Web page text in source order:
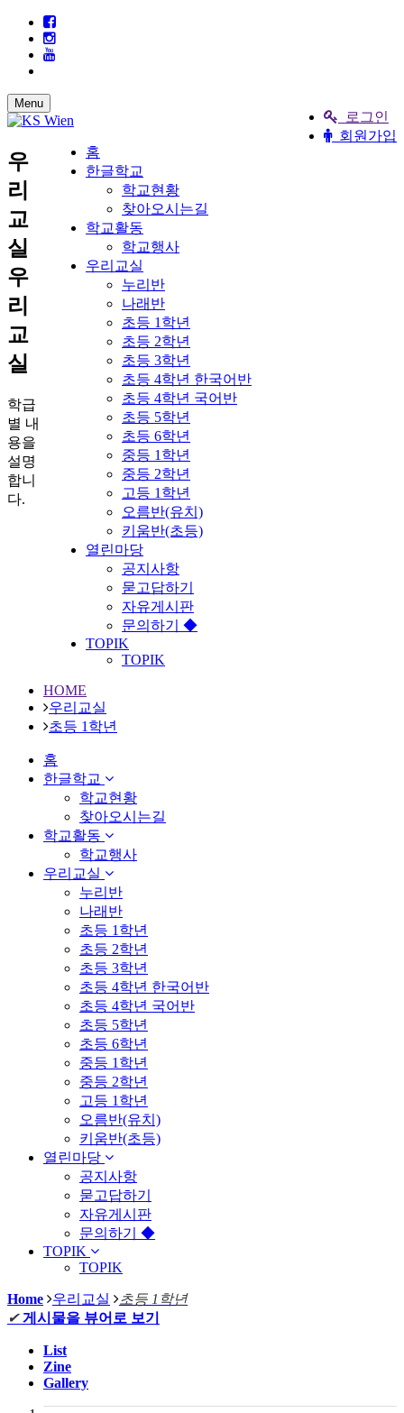
로그인
회원가입
Menu
홈
한글학교
학교현황
찾아오시는길
학교활동
학교행사
우리교실
누리반
나래반
초등 1학년
초등 2학년
초등 3학년
초등 4학년 한국어반
초등 4학년 국어반
초등 5학년
초등 6학년
중등 1학년
중등 2학년
고등 1학년
오름반(유치)
키움반(초등)
열린마당
공지사항
묻고답하기
자유게시판
문의하기 ◆
TOPIK
TOPIK
우
리
교
실
우
리
교
실
학급
별 내
용을
설명
합니
다.
HOME
우리교실
초등 1학년
홈
한글학교
학교현황
찾아오시는길
학교활동
학교행사
우리교실
누리반
나래반
초등 1학년
초등 2학년
초등 3학년
초등 4학년 한국어반
초등 4학년 국어반
초등 5학년
초등 6학년
중등 1학년
중등 2학년
고등 1학년
오름반(유치)
키움반(초등)
열린마당
공지사항
묻고답하기
자유게시판
문의하기 ◆
TOPIK
TOPIK
Home 우리교실
초등 1학년
✔ 게시물을 뷰어로 보기
List
Zine
Gallery